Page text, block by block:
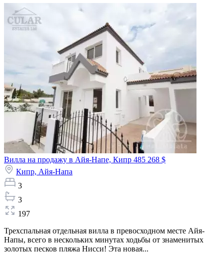
Вилла на продажу в Айя-Напе, Кипр 485 268 $
Кипр, Айя-Напа
3
3
197
Трехспальная отдельная вилла в превосходном месте Айя-
Напы, всего в нескольких минутах ходьбы от знаменитых
золотых песков пляжа Нисси! Эта новая...